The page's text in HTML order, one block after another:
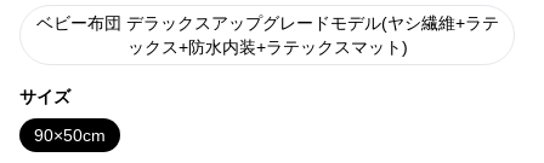
ベビー布団 デラックスアップグレードモデル(ヤシ繊維+ラテ
ックス+防水内装+ラテックスマット)
サイズ
90×50cm